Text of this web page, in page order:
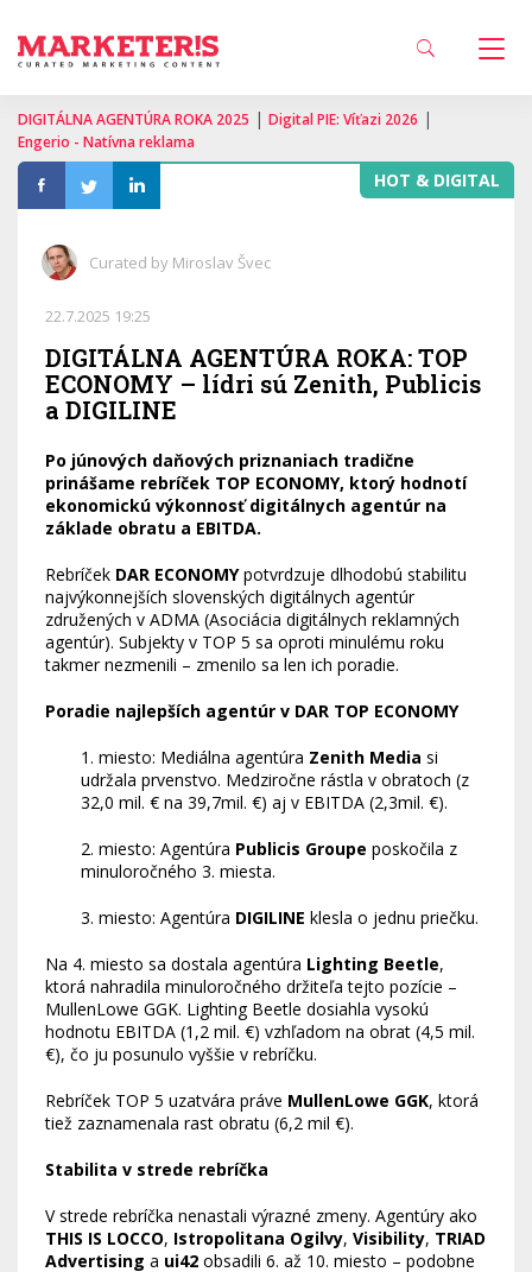
DIGITÁLNA AGENTÚRA ROKA 2025 | Digital PIE: Víťazi 2026 |
Engerio - Natívna reklama
HOT & DIGITAL
Curated by Miroslav Švec
22.7.2025 19:25
DIGITÁLNA AGENTÚRA ROKA: TOP
ECONOMY – lídri sú Zenith, Publicis
a DIGILINE
Po júnových daňových priznaniach tradične
prinášame rebríček TOP ECONOMY, ktorý hodnotí
ekonomickú výkonnosť digitálnych agentúr na
základe obratu a EBITDA.
Rebríček DAR ECONOMYpotvrdzuje dlhodobú stabilitu
najvýkonnejších slovenských digitálnych agentúr
združených v ADMA (Asociácia digitálnych reklamných
agentúr). Subjekty v TOP 5 sa oproti minulému roku
takmer nezmenili – zmenilo sa len ich poradie.
Poradie najlepších agentúr v DAR TOP ECONOMY
1. miesto: Mediálna agentúra Zenith Media si
udržala prvenstvo. Medziročne rástla v obratoch (z
32,0 mil. € na 39,7mil. €) aj v EBITDA (2,3mil. €).
2. miesto: Agentúra Publicis Groupe poskočila z
minuloročného 3. miesta.
3. miesto: Agentúra DIGILINE klesla o jednu priečku.
Na 4. miesto sa dostala agentúra Lighting Beetle,
ktorá nahradila minuloročného držiteľa tejto pozície –
MullenLowe GGK. Lighting Beetle dosiahla vysokú
hodnotu EBITDA (1,2 mil. €) vzhľadom na obrat (4,5 mil.
€), čo ju posunulo vyššie v rebríčku.
Rebríček TOP 5 uzatvára práve MullenLowe GGK, ktorá
tiež zaznamenala rast obratu (6,2 mil €).
Stabilita v strede rebríčka
V strede rebríčka nenastali výrazné zmeny. Agentúry ako
THIS IS LOCCO, Istropolitana Ogilvy, Visibility, TRIAD
Advertising a ui42 obsadili 6. až 10. miesto – podobne